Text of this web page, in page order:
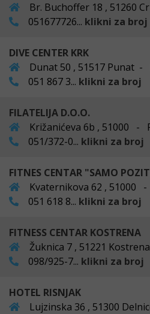
Br. Buchoffer 18 , 51260
051677726... klikni za broj
DIVE CENTER KRK
Dunat 50 , 51517 Punat -
051 867 3... klikni za broj
FILATELIJA D.O.O.
Križanićeva 6b , 51000 -
051/372-0... klikni za broj
FITNES CENTAR "SAMO
Kvaternikova 62 , 51000
051 618 8... klikni za broj
FITNESS CENTAR KOSTRENA
Žuknica 7 , 51221
098/925-7... klikni za broj
HOTEL RISNJAK
Lujzinska 36 , 51300